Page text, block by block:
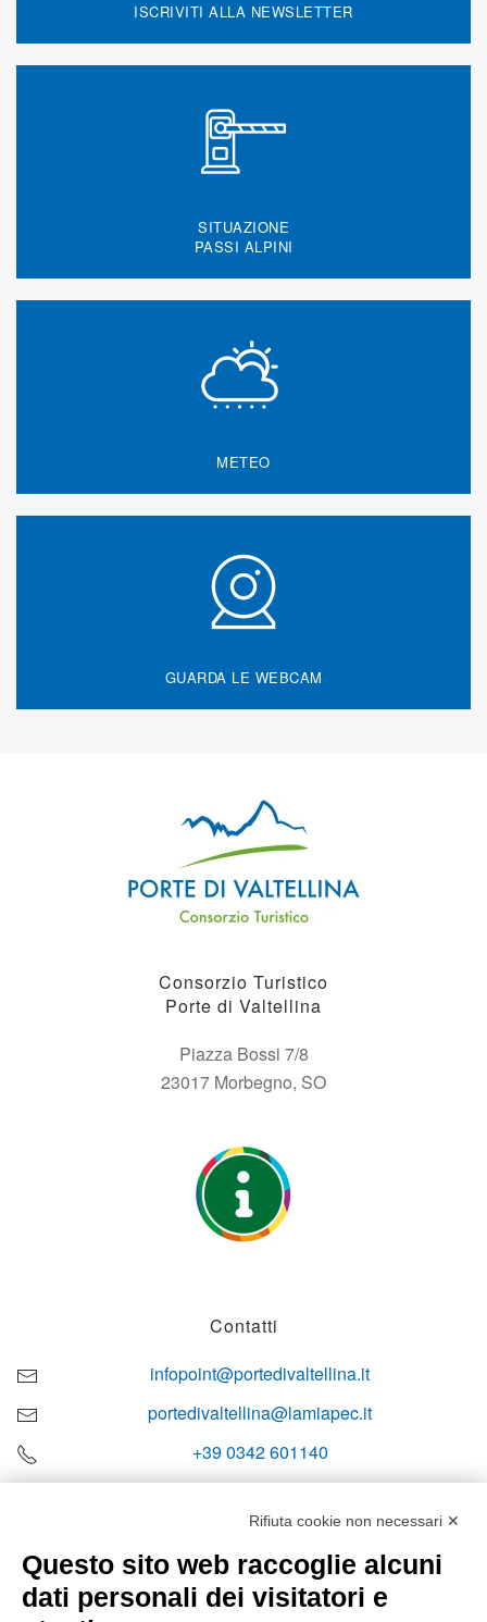
ISCRIVITI ALLA NEWSLETTER
SITUAZIONE
PASSI ALPINI
METEO
GUARDA LE WEBCAM
Consorzio Turistico
Porte di Valtellina
Piazza Bossi 7/8
23017 Morbegno, SO
Contatti
infopoint@portedivaltellina.it
portedivaltellina@lamiapec.it
+39 0342 601140
Orari di apertura
Rifiuta cookie non necessari ✕
Questo sito web raccoglie alcuni
dati personali dei visitatori e